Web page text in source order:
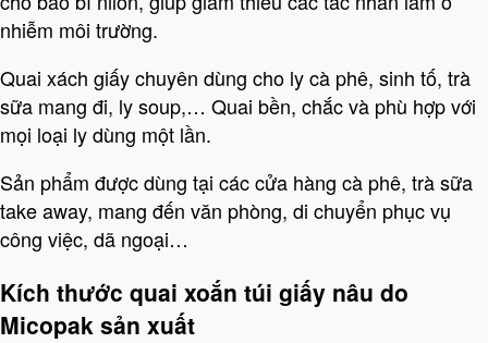
nhiễm môi trường.
Quai xách giấy chuyên dùng cho ly cà phê, sinh tố, trà
sữa mang đi, ly soup,… Quai bền, chắc và phù hợp với
mọi loại ly dùng một lần.
Sản phẩm được dùng tại các cửa hàng cà phê, trà sữa
take away, mang đến văn phòng, di chuyển phục vụ
công việc, dã ngoại…
Kích thước quai xoắn túi giấy nâu do
Micopak sản xuất